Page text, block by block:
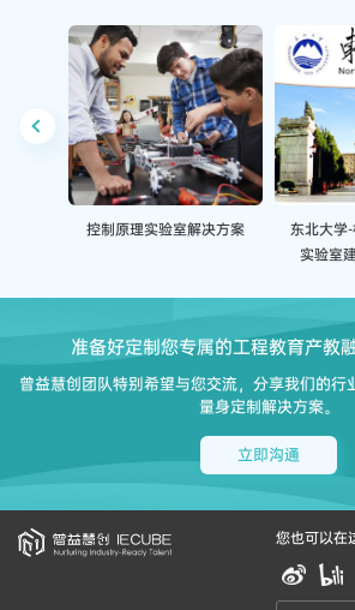
控制原理实验室解决方案
东北大学
实验室
准备好定制您专属的工程教育产教
曾益慧创团队特别希望与您交流，分享我们的行
量身定制解决方案。
立即沟通
您也可以在